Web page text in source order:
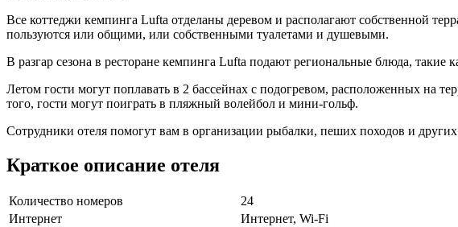
Все коттеджи кемпинга Lufta отделаны деревом и располагают собственной
пользуются или общими, или собственными туалетами и душевыми.
В разгар сезона в ресторане кемпинга Lufta подают региональные блюда,
Летом гости могут поплавать в 2 бассейнах с подогревом, расположенных на
того, гости могут поиграть в пляжный волейбол и мини-гольф.
Сотрудники отеля помогут вам в организации рыбалки, пеших походов и
Краткое описание отеля
Количество номеров
24
Интернет
Интернет, Wi-Fi